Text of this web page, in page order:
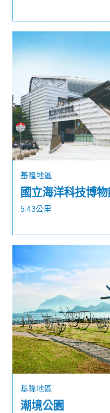
基隆地區
國立海洋科技博物
5.43公里
基隆地區
潮境公園